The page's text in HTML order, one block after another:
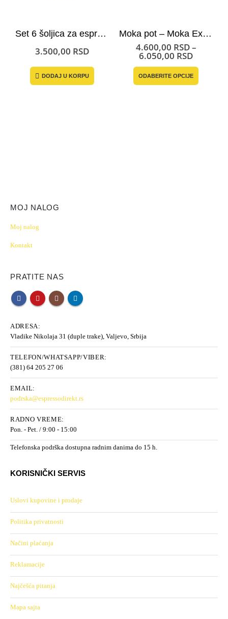
Set 6 šoljica za espresso i moka kafu – Bialetti Italia
3.500,00 RSD
DODAJ U KORPU
Moka pot – Moka Express Bialetti Nera
4.600,00 RSD–
6.050,00 RSDRaspon
cena:
od
ODABERITE OPCIJE
Ovaj proizvod ima više varijanti. Opcije mogu biti izabrane
MOJ NALOG
Moj nalog
Kontakt
PRATITE NAS
ADRESA:
Vladike Nikolaja 31 (duple trake), Valjevo, Srbija
TELEFON/WHATSAPP/VIBER:
(381) 64 205 27 06
EMAIL:
podrska@espressodirekt.rs
RADNO VREME:
Pon. - Pet. / 9:00 - 15:00
Telefonska podrška dostupna radnim danima do 15 h.
KORISNIČKI SERVIS
Uslovi kupovine i prodaje
Politika privatnosti
Načini plaćanja
Reklamacije
Najčešća pitanja
Mapa sajta